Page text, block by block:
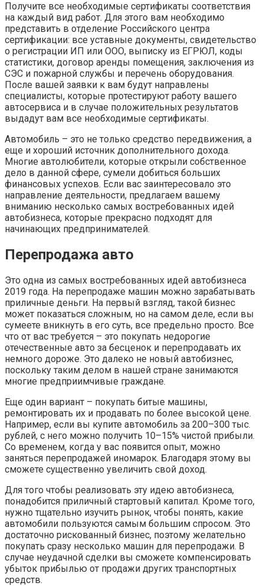
Получите все необходимые сертификаты соответствия
на каждый вид работ. Для этого вам необходимо
представить в отделение Российского центра
сертификации: все уставные документы, свидетельство
о регистрации ИП или ООО, выписку из ЕГРЮЛ, коды
статистики, договор аренды помещения, заключения из
СЭС и пожарной службы и перечень оборудования.
После вашей заявки к вам будут направлены
специалисты, которые протестируют работу вашего
автосервиса и в случае положительных результатов
выдадут вам все необходимые сертификаты.
Автомобиль – это не только средство передвижения, а
еще и хороший источник дополнительного дохода.
Многие автолюбители, которые открыли собственное
дело в данной сфере, сумели добиться больших
финансовых успехов. Если вас заинтересовало это
направление деятельности, предлагаем вашему
вниманию несколько самых востребованных идей
автобизнеса, которые прекрасно подходят для
начинающих предпринимателей.
Перепродажа авто
Это одна из самых востребованных идей автобизнеса
2019 года. На перепродаже машин можно зарабатывать
приличные деньги. На первый взгляд, такой бизнес
может показаться сложным, но на самом деле, если вы
сумеете вникнуть в его суть, все предельно просто. Все
что от вас требуется – это покупать недорогие
отечественные авто за бесценок и перепродавать их
немного дороже. Это далеко не новый автобизнес,
поскольку таким делом в нашей стране занимаются
многие предприимчивые граждане.
Еще один вариант – покупать битые машины,
ремонтировать их и продавать по более высокой цене.
Например, если вы купите автомобиль за 200–300 тыс.
рублей, с него можно получить 10–15% чистой прибыли.
Со временем, когда у вас появится опыт, можно
заняться перепродажей иномарок. Благодаря этому вы
сможете существенно увеличить свой доход.
Для того чтобы реализовать эту идею автобизнеса,
понадобится приличный стартовый капитал. Кроме того,
нужно тщательно изучить рынок, чтобы понять, какие
автомобили пользуются самым большим спросом. Это
достаточно рискованный бизнес, поэтому желательно
покупать сразу несколько машин для перепродажи. В
случае неудачной сделки вы сможете компенсировать
убыток прибылью от продажи других транспортных
средств.